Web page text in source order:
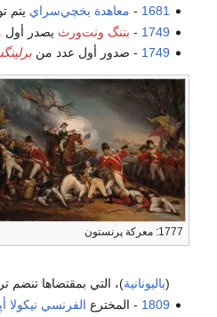
1681
- معاهدة بخچي‌سراي يتم
1749
- بننگ ونت‌ورث يصدر أول
1749 - صدور أول عدد من
1777: معركة پرنستون
(باليونانية)، التي بمقتضاها تنضم
1809 - المخترع الفرنسي نيكولا